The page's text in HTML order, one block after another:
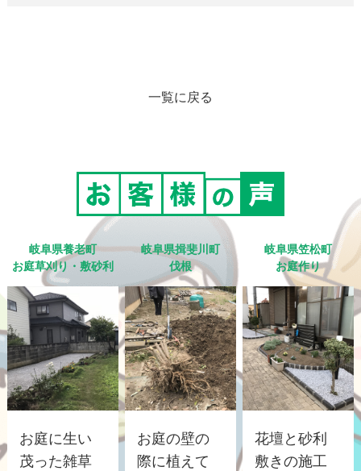
一覧に戻る
岐阜県養老町
お庭草刈り・敷砂利
お庭に生い
茂った雑草
岐阜県揖斐川町
伐根
お庭の壁の
際に植えて
岐阜県笠松町
お庭作り
花壇と砂利
敷きの施工